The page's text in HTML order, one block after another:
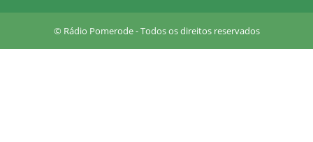
a
© Rádio Pomerode - Todos os direitos reservados